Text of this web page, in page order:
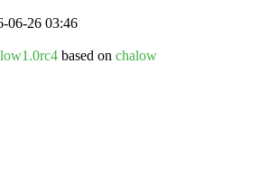
06-26 03:46
based on chalow